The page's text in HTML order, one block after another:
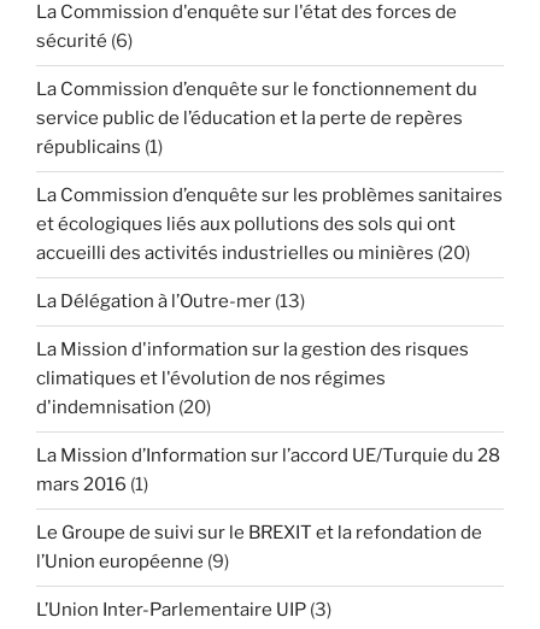
La Commission d'enquête sur l'état des forces de
sécurité (6)
La Commission d’enquête sur le fonctionnement du
service public de l’éducation et la perte de repères
républicains (1)
La Commission d’enquête sur les problèmes sanitaires
et écologiques liés aux pollutions des sols qui ont
accueilli des activités industrielles ou minières (20)
La Délégation à l’Outre-mer (13)
La Mission d'information sur la gestion des risques
climatiques et l'évolution de nos régimes
d'indemnisation (20)
La Mission d’Information sur l’accord UE/Turquie du 28
mars 2016 (1)
Le Groupe de suivi sur le BREXIT et la refondation de
l’Union européenne (9)
L’Union Inter-Parlementaire UIP (3)